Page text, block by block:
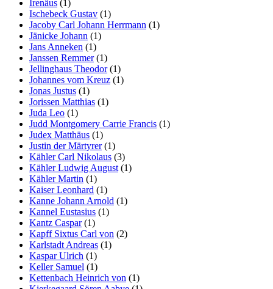
Irenäus (1)
Ischebeck Gustav (1)
Jacoby Carl Johann Herrmann (1)
Jänicke Johann (1)
Jans Anneken (1)
Janssen Remmer(1)
Jellinghaus Theodor(1)
Johannes vom Kreuz (1)
Jonas Justus (1)
Jorissen Matthias (1)
Juda Leo (1)
Judd Montgomery Carrie Francis (1)
Judex Matthäus (1)
Justin der Märtyrer(1)
Kähler Carl Nikolaus (3)
Kähler Ludwig August (1)
Kähler Martin (1)
Kaiser Leonhard (1)
Kanne Johann Arnold (1)
Kannel Eustasius (1)
Kantz Caspar(1)
Kapff Sixtus Carl von (2)
Karlstadt Andreas (1)
Kaspar Ulrich (1)
Keller Samuel (1)
Kettenbach Heinrich von (1)